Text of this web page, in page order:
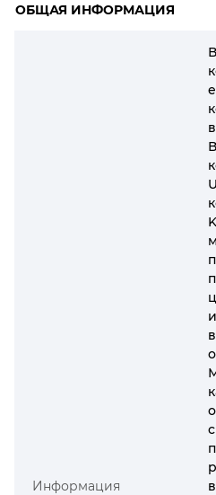
ОБЩАЯ ИНФОРМАЦИЯ
Информация